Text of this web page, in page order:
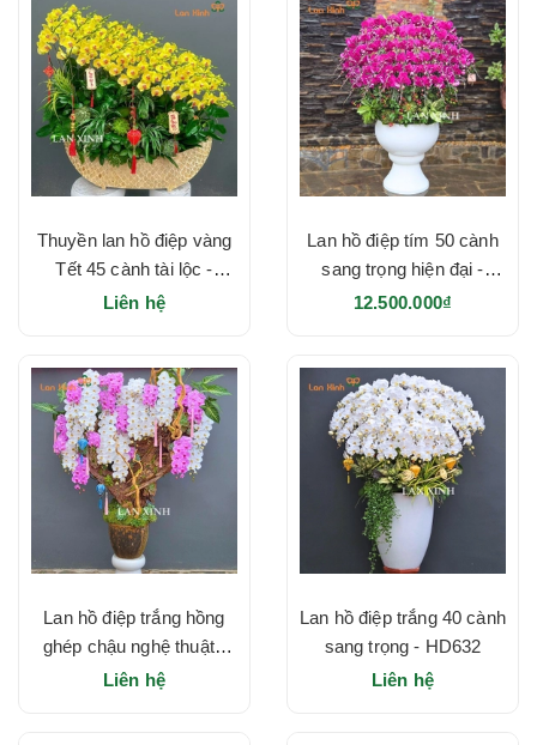
Thuyền lan hồ điệp vàng
Tết 45 cành tài lộc -
HD635
Liên hệ
Lan hồ điệp tím 50 cành
sang trọng hiện đại -
HD634
12.500.000₫
Lan hồ điệp trắng hồng
ghép chậu nghệ thuật -
HD633
Liên hệ
Lan hồ điệp trắng 40 cành
sang trọng - HD632
Liên hệ